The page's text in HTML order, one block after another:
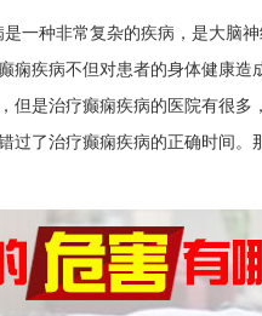
一种非常复杂的疾病，是大脑
痫疾病不但对患者的身体健康
但是治疗癫痫疾病的医院有很多
过了治疗癫痫疾病的正确时间。